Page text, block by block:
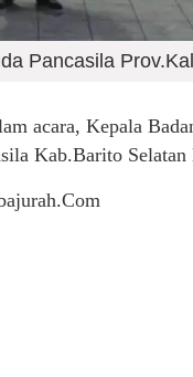
Pancasila
acara, Kepala
Kab.Barito